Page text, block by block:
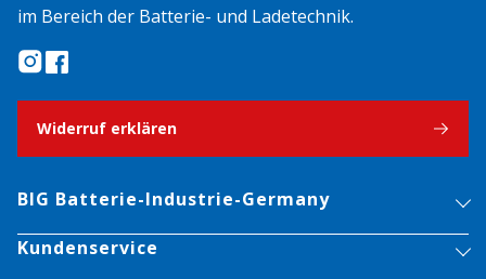
im Bereich der Batterie- und Ladetechnik.
Widerruf erklären
BIG Batterie-Industrie-Germany
Kundenservice